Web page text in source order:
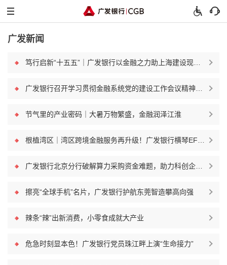
广发新闻
节气里的产业密码｜大暑万物繁盛，金融润泽江淮
擦亮“全球手机”名片，广发银行护航东莞智造攀高向强
辣条“辣”出新消费，小零食成就大产业
危急时刻显本色！广发银行党员珠江畔上演“生命接力”